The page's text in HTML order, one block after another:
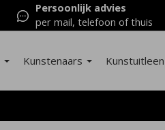
Persoonlijk advies
per mail, telefoon of thuis
Kunstenaars Kunstuitleen